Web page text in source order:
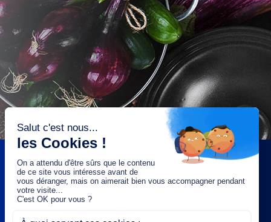
NEWSLETTER
Saisissez votre adresse e-mail :